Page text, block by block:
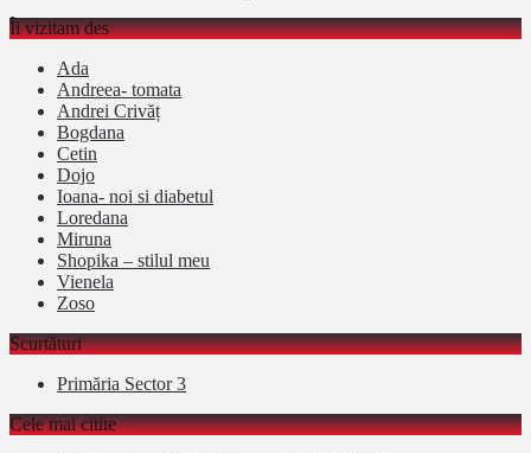
Îi vizitam des
Ada
Andreea- tomata
Andrei Crivăț
Bogdana
Cetin
Dojo
Ioana- noi si diabetul
Loredana
Miruna
Shopika – stilul meu
Vienela
Zoso
Scurtături
Primăria Sector 3
Cele mai citite